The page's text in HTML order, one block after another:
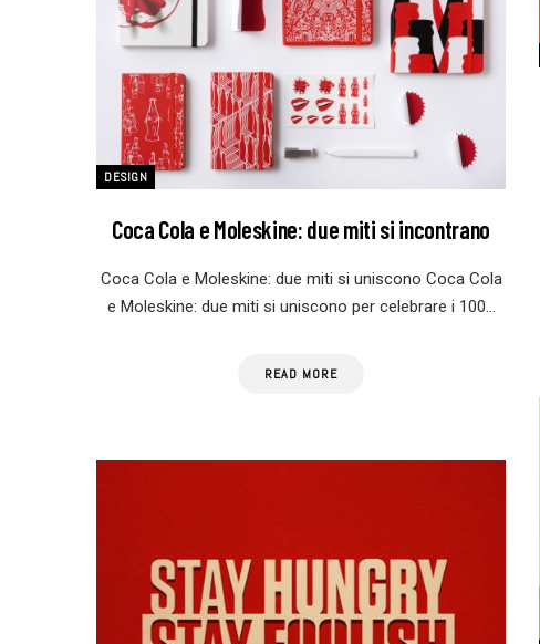
DESIGN
Coca Cola e Moleskine: due miti si incontrano
Coca Cola e Moleskine: due miti si uniscono Coca Cola
e Moleskine: due miti si uniscono per celebrare i 100…
READ MORE